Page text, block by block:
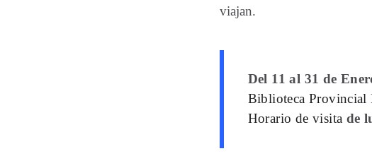
viajan.
Del 11 al 31 de
Biblioteca Provincial
Horario de visita de